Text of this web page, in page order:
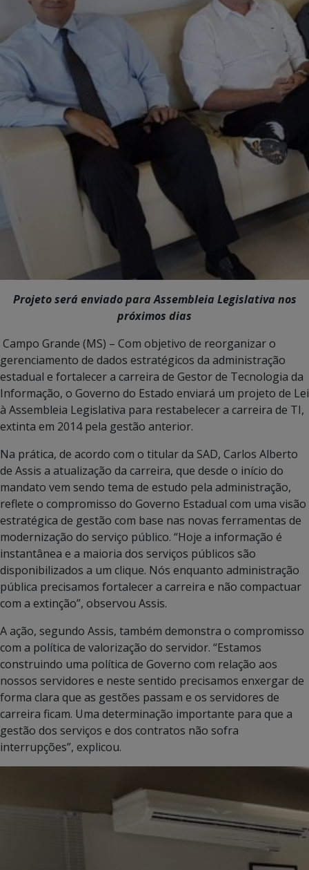
Projeto será enviado para Assembleia Legislativa nos
próximos dias
Campo Grande (MS) – Com objetivo de reorganizar o
gerenciamento de dados estratégicos da administração
estadual e fortalecer a carreira de Gestor de Tecnologia da
Informação, o Governo do Estado enviará um projeto de Lei
à Assembleia Legislativa para restabelecer a carreira de TI,
extinta em 2014 pela gestão anterior.
Na prática, de acordo com o titular da SAD, Carlos Alberto
de Assis a atualização da carreira, que desde o início do
mandato vem sendo tema de estudo pela administração,
reflete o compromisso do Governo Estadual com uma visão
estratégica de gestão com base nas novas ferramentas de
modernização do serviço público. “Hoje a informação é
instantânea e a maioria dos serviços públicos são
disponibilizados a um clique. Nós enquanto administração
pública precisamos fortalecer a carreira e não compactuar
com a extinção”, observou Assis.
A ação, segundo Assis, também demonstra o compromisso
com a política de valorização do servidor. “Estamos
construindo uma política de Governo com relação aos
nossos servidores e neste sentido precisamos enxergar de
forma clara que as gestões passam e os servidores de
carreira ficam. Uma determinação importante para que a
gestão dos serviços e dos contratos não sofra
interrupções”, explicou.